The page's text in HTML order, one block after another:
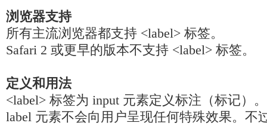
浏览器支持
所有主流浏览器都支持 <label> 标签。
Safari 2 或更早的版本不支持 <label> 标签。
定义和用法
<label> 标签为 input 元素定义标注（标记）。
label 元素不会向用户呈现任何特殊效果。不